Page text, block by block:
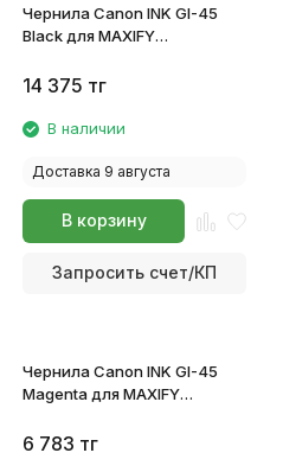
Чернила Canon INK GI-45
Black для MAXIFY
14 375 тг
В наличии
Доставка 9 августа
В корзину
Запросить счет/КП
Чернила Canon INK GI-45
Magenta для MAXIFY
6 783 тг